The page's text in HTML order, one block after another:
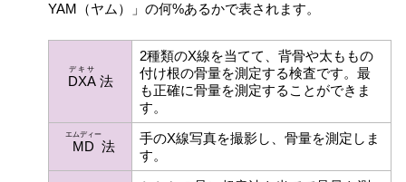
YAM（ヤム）」の何%あるかで表されます。
DXA
デキサ
法
2種類のX線を当てて、背骨や太ももの
付け根の骨量を測定する検査です。最
も正確に骨量を測定することができま
す。
MD
エムディー
法
手のX線写真を撮影し、骨量を測定しま
す。